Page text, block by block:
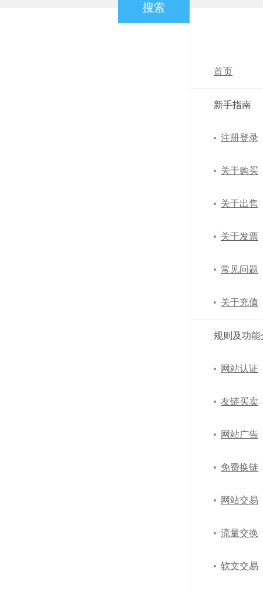
搜索
首页
新手指南
注册登录
关于购买
关于出售
关于发票
常见问题
关于充值
规则及功能
网站认证
友链买卖
网站广告
免费换链
网站交易
流量交换
软文交易